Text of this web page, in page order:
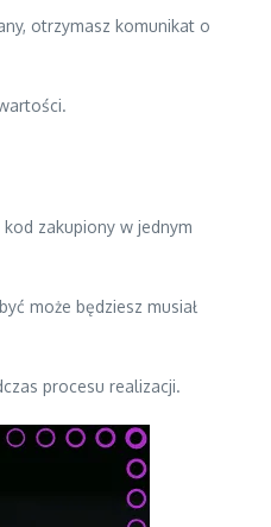
otrzymasz komunikat o
zakupiony w jednym
może będziesz musiał
procesu realizacji.